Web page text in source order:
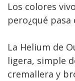
Los colores
pero¿qué
La Helium de
ligera, simple
cremallera y